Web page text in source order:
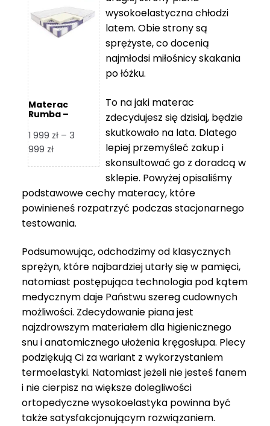
839 zł
670 zł
Materac
Rumba –
1 999 zł – 3
999 złZakres
1
999 zł
do
wysokoelastyczna chłodzi
latem. Obie strony są
sprężyste, co docenią
najmłodsi miłośnicy skakania
po łóżku.
To na jaki materac
zdecydujesz się dzisiaj, będzie
skutkowało na lata. Dlatego
lepiej przemyśleć zakup i
skonsultować go z doradcą w
sklepie. Powyżej opisaliśmy
podstawowe cechy materacy, które
powinieneś rozpatrzyć podczas stacjonarnego
testowania.
Podsumowując, odchodzimy od klasycznych
sprężyn, które najbardziej utarły się w pamięci,
natomiast postępująca technologia pod kątem
medycznym daje Państwu szereg cudownych
możliwości. Zdecydowanie piana jest
najzdrowszym materiałem dla higienicznego
snu i anatomicznego ułożenia kręgosłupa. Plecy
podziękują Ci za wariant z wykorzystaniem
termoelastyki. Natomiast jeżeli nie jesteś fanem
i nie cierpisz na większe dolegliwości
ortopedyczne wysokoelastyka powinna być
także satysfakcjonującym rozwiązaniem.